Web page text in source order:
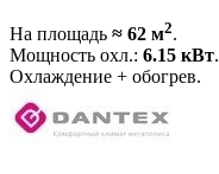
На площадь ≈ 62 м2.
Мощность охл.: 6.15 кВт.
Охлаждение + обогрев.